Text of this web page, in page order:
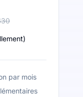
)
par mois